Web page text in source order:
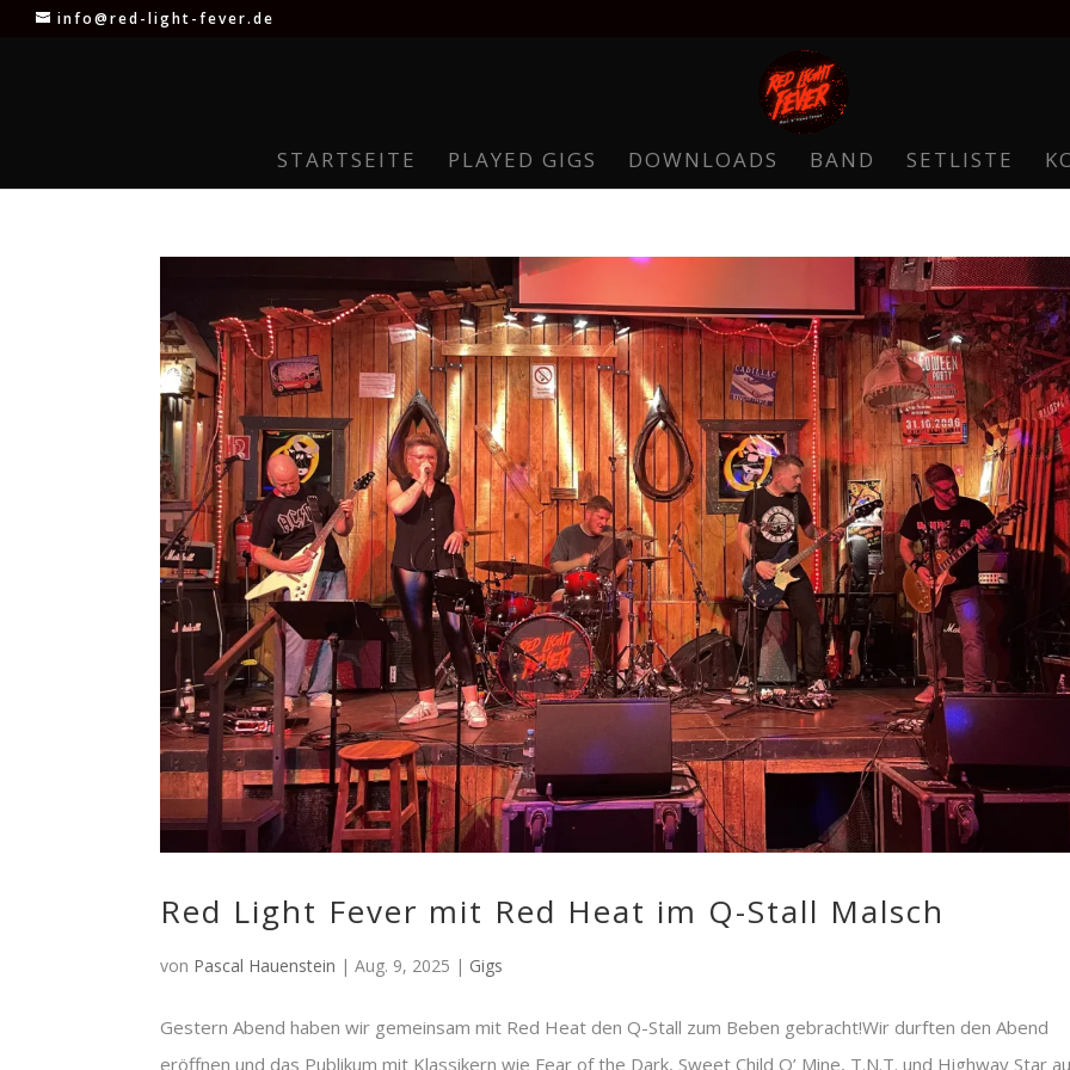
info@red-light-fever.de
STARTSEITE PLAYED GIGS DOWNLOADS BAND SETLISTE
Red Light Fever mit Red Heat im Q-Stall Malsch
von Pascal Hauenstein |Aug. 9, 2025 | Gigs
Gestern Abend haben wir gemeinsam mit Red Heat den Q-Stall zum Beben gebracht!Wir durften den Abend
eröffnen und das Publikum mit Klassikern wie Fear of the Dark, Sweet Child O’ Mine, T.N.T. und Highway Star